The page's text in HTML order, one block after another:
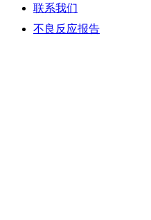
联系我们
不良反应报告